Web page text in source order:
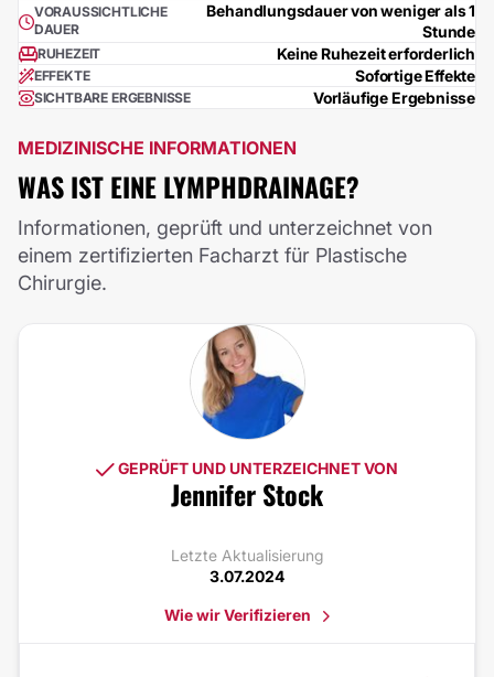
VORAUSSICHTLICHE
DAUER
Behandlungsdauer von weniger als 1
Stunde
RUHEZEIT Keine Ruhezeit erforderlich
EFFEKTE Sofortige Effekte
SICHTBARE ERGEBNISSE Vorläufige Ergebnisse
MEDIZINISCHE INFORMATIONEN
WAS IST EINE LYMPHDRAINAGE?
Informationen, geprüft und unterzeichnet von
einem zertifizierten Facharzt für Plastische
Chirurgie.
GEPRÜFT UND UNTERZEICHNET VON
Jennifer Stock
Letzte Aktualisierung
3.07.2024
Wie wir Verifizieren